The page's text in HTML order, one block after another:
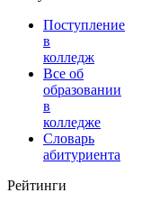
Поступление
в
колледж
Все об
образовании
в
колледже
Словарь
абитуриента
Рейтинги